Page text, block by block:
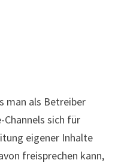
man als Betreiber
Channels sich für
eigener Inhalte
freisprechen kann,